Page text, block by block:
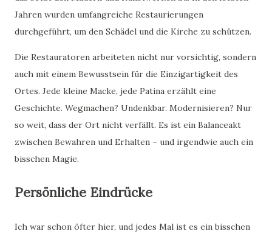
Jahren wurden umfangreiche Restaurierungen
durchgeführt, um den Schädel und die Kirche zu schützen.
Die Restauratoren arbeiteten nicht nur vorsichtig, sondern
auch mit einem Bewusstsein für die Einzigartigkeit des
Ortes. Jede kleine Macke, jede Patina erzählt eine
Geschichte. Wegmachen? Undenkbar. Modernisieren? Nur
so weit, dass der Ort nicht verfällt. Es ist ein Balanceakt
zwischen Bewahren und Erhalten – und irgendwie auch ein
bisschen Magie.
Persönliche Eindrücke
Ich war schon öfter hier, und jedes Mal ist es ein bisschen